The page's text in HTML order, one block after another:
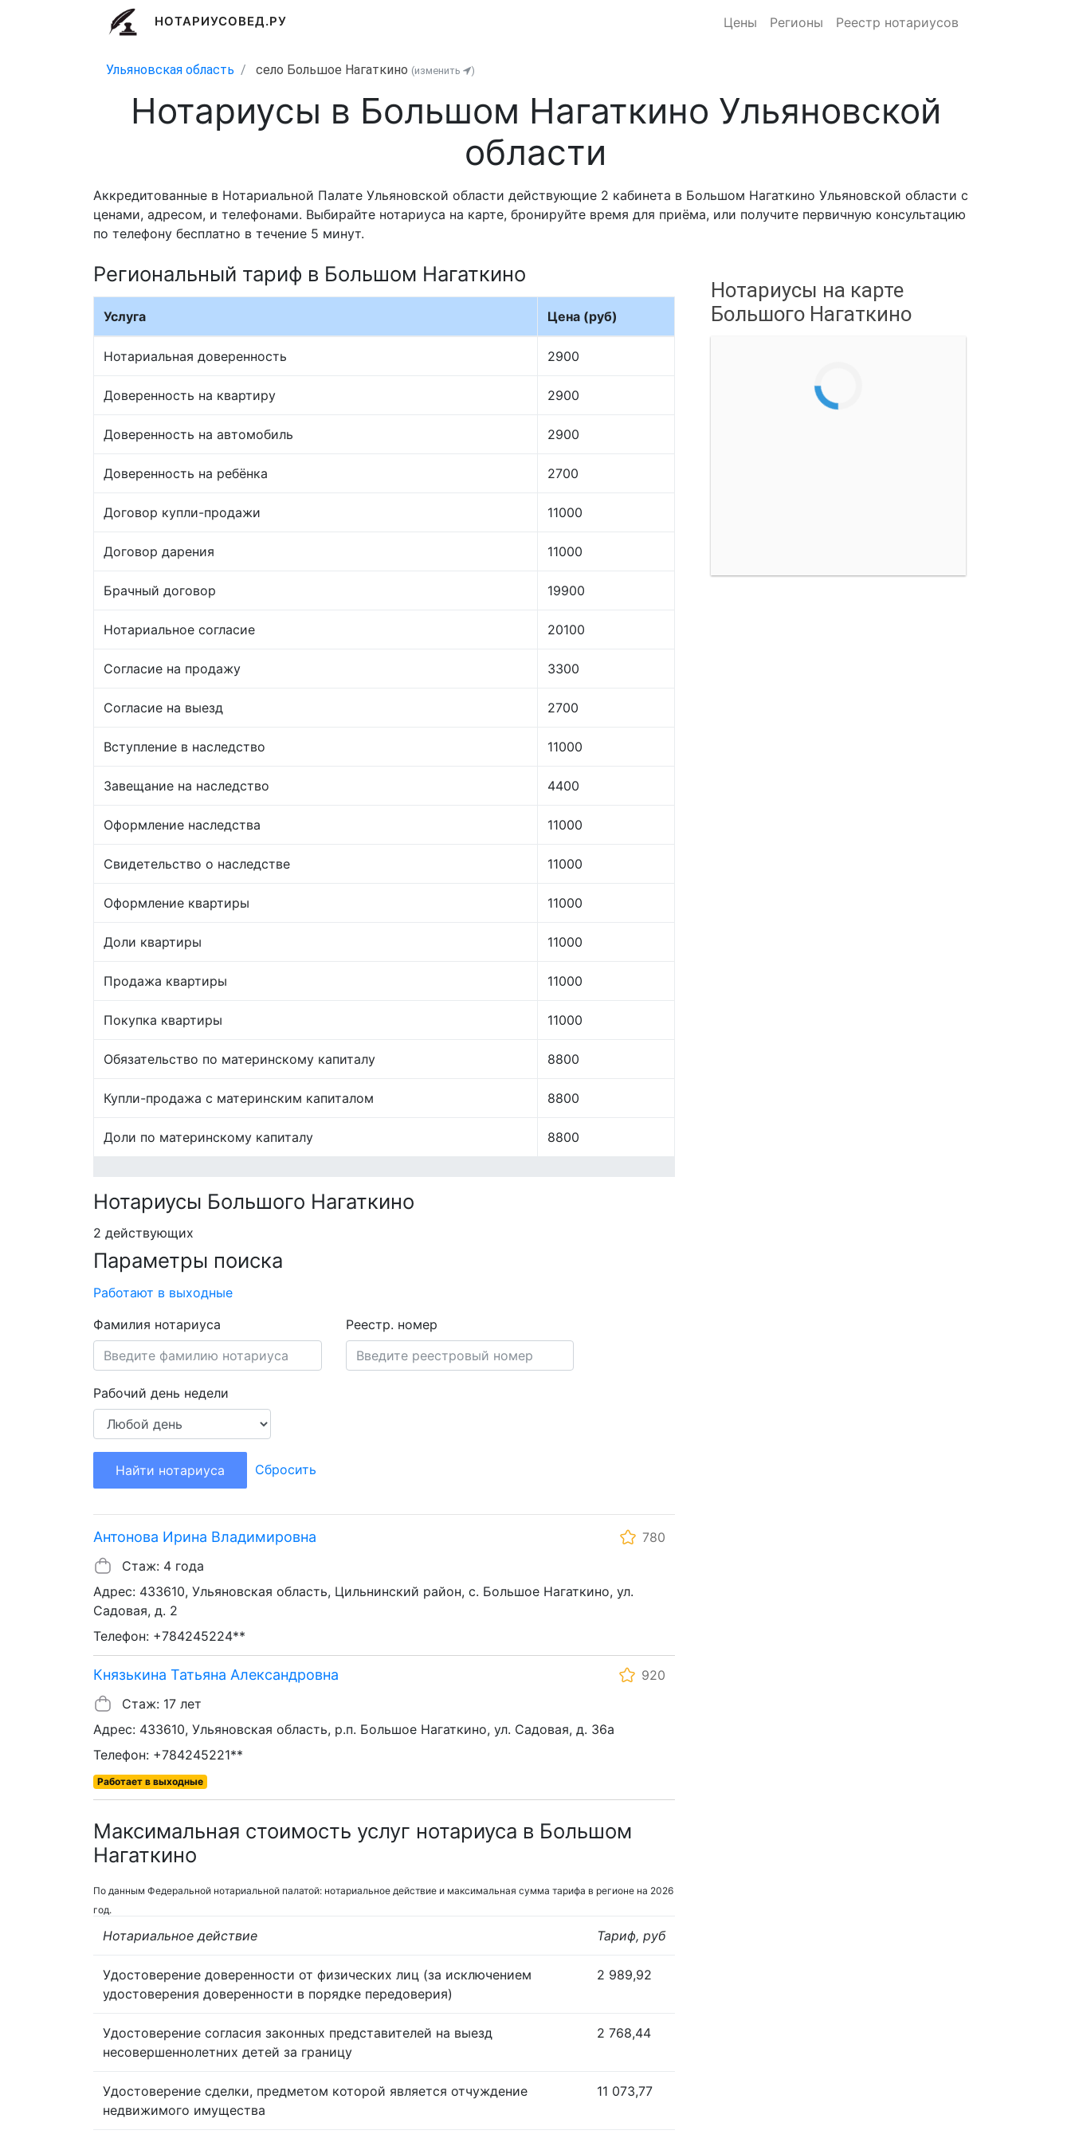
НОТАРИУСОВЕД.РУ Цены Регионы Реестр нотариусов
Ульяновская область село Большое Нагаткино (изменить )
Нотариусы в Большом Нагаткино Ульяновской
области
Аккредитованные в Нотариальной Палате Ульяновской области действующие 2 кабинета в Большом Нагаткино Ульяновской области с
ценами, адресом, и телефонами. Выбирайте нотариуса на карте, бронируйте время для приёма, или получите первичную консультацию
по телефону бесплатно в течение 5 минут.
Региональный тариф в Большом Нагаткино
Услуга Цена (руб)
Нотариальная доверенность 2900
Доверенность на квартиру 2900
Доверенность на автомобиль 2900
Доверенность на ребёнка 2700
Договор купли-продажи 11000
Договор дарения 11000
Брачный договор 19900
Нотариальное согласие 20100
Согласие на продажу 3300
Согласие на выезд 2700
Вступление в наследство 11000
Завещание на наследство 4400
Оформление наследства 11000
Свидетельство о наследстве 11000
Оформление квартиры 11000
Доли квартиры 11000
Продажа квартиры 11000
Покупка квартиры 11000
Обязательство по материнскому капиталу 8800
Купли-продажа с материнским капиталом 8800
Доли по материнскому капиталу 8800
Нотариусы Большого Нагаткино
2 действующих
Параметры поиска
Работают в выходные
Фамилия нотариуса
Реестр. номер
Рабочий день недели
Найти нотариуса Сбросить
Антонова Ирина Владимировна
780
Стаж: 4 года
Адрес: 433610, Ульяновская область, Цильнинский район, с. Большое Нагаткино, ул.
Садовая, д. 2
Телефон: +784245224**
Князькина Татьяна Александровна
920
Стаж: 17 лет
Адрес: 433610, Ульяновская область, р.п. Большое Нагаткино, ул. Садовая, д. 36а
Телефон: +784245221**
Работает в выходные
Максимальная стоимость услуг нотариуса в Большом
Нагаткино
По данным Федеральной нотариальной палатой: нотариальное действие и максимальная сумма тарифа в регионе на 2026
год.
Нотариальное действие Тариф, руб
Удостоверение доверенности от физических лиц (за исключением
удостоверения доверенности в порядке передоверия)
2 989,92
Удостоверение согласия законных представителей на выезд
несовершеннолетних детей за границу
2 768,44
Удостоверение сделки, предметом которой является отчуждение
недвижимого имущества
11 073,77
Нотариусы на карте
Большого Нагаткино